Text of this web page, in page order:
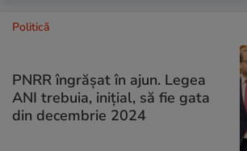
Politică
PNRR îngrășat în ajun. Legea
ANI trebuia, inițial, să fie gata
din decembrie 2024